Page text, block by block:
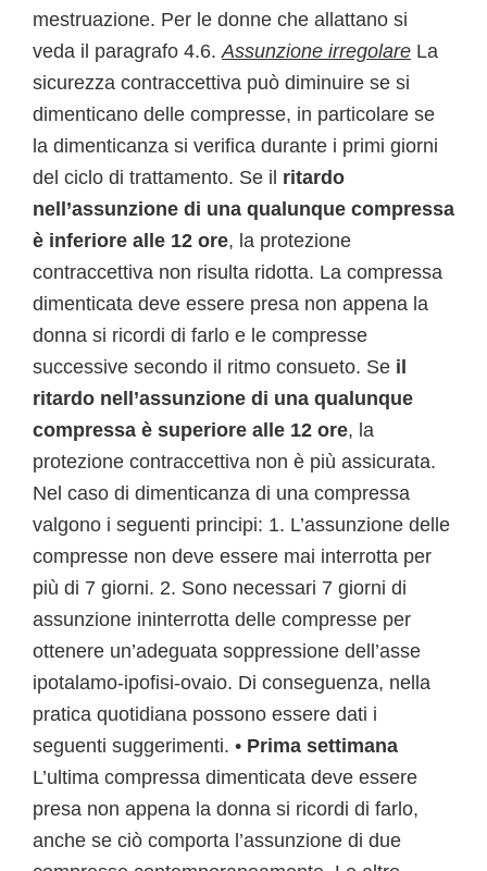
mestruazione. Per le donne che allattano si
veda il paragrafo 4.6.Assunzione irregolare La
sicurezza contraccettiva può diminuire se si
dimenticano delle compresse, in particolare se
la dimenticanza si verifica durante i primi giorni
del ciclo di trattamento. Se il ritardo
nell’assunzione di una qualunque compressa
è inferiore alle 12 ore, la protezione
contraccettiva non risulta ridotta. La compressa
dimenticata deve essere presa non appena la
donna si ricordi di farlo e le compresse
successive secondo il ritmo consueto. Se il
ritardo nell’assunzione di una qualunque
compressa è superiore alle 12 ore, la
protezione contraccettiva non è più assicurata.
Nel caso di dimenticanza di una compressa
valgono i seguenti principi: 1. L’assunzione delle
compresse non deve essere mai interrotta per
più di 7 giorni. 2. Sono necessari 7 giorni di
assunzione ininterrotta delle compresse per
ottenere un’adeguata soppressione dell’asse
ipotalamo-ipofisi-ovaio. Di conseguenza, nella
pratica quotidiana possono essere dati i
seguenti suggerimenti. • Prima settimana
L’ultima compressa dimenticata deve essere
presa non appena la donna si ricordi di farlo,
anche se ciò comporta l’assunzione di due